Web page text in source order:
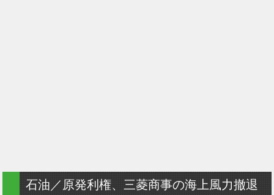
石油／原発利権、三菱商事の海上風力撤退